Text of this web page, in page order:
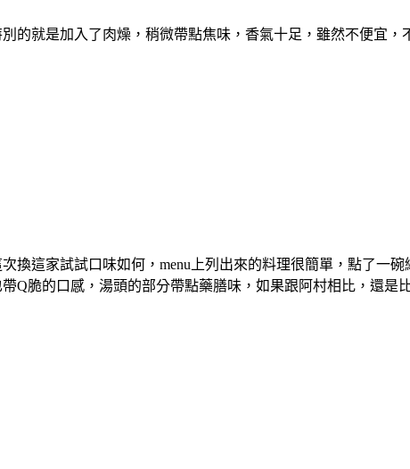
的就是加入了肉燥，稍微帶點焦味，香氣十足，雖然不便宜，
這家試試口味如何，menu上列出來的料理很簡單，點了一
脆的口感，湯頭的部分帶點藥膳味，如果跟阿村相比，還是